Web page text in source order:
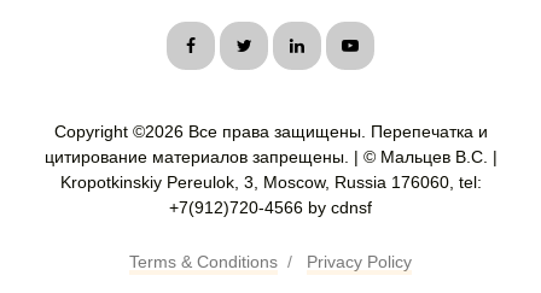
Copyright ©2026 Все права защищены. Перепечатка и
цитирование материалов запрещены. | © Мальцев В.С. |
Kropotkinskiy Pereulok, 3, Moscow, Russia 176060, tel:
+7(912)720-4566 by cdnsf
Terms & Conditions / Privacy Policy